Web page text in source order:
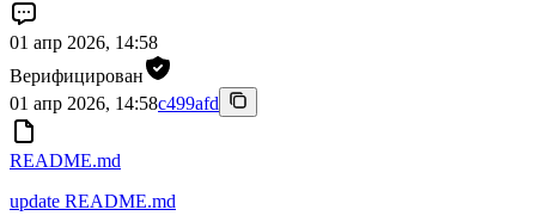
01 апр 2026, 14:58
Верифицирован
01 апр 2026, 14:58c499afd
README.md
update README.md